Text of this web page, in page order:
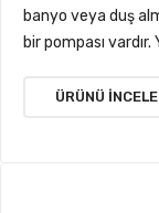
banyo veya duş
bir pompası vardır.
ÜRÜNÜ İNCELE